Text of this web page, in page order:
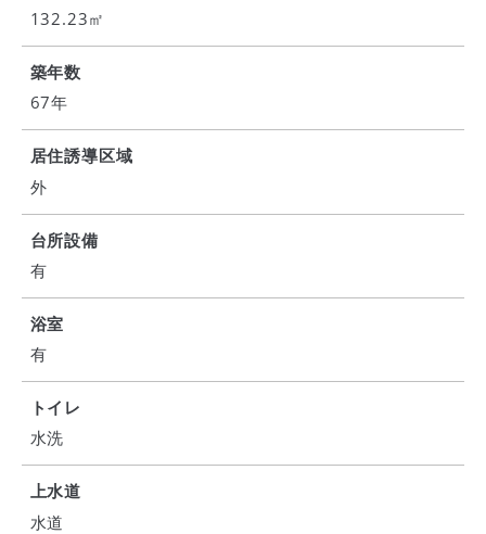
132.23㎡
築年数
67年
居住誘導区域
外
台所設備
有
浴室
有
トイレ
水洗
上水道
水道